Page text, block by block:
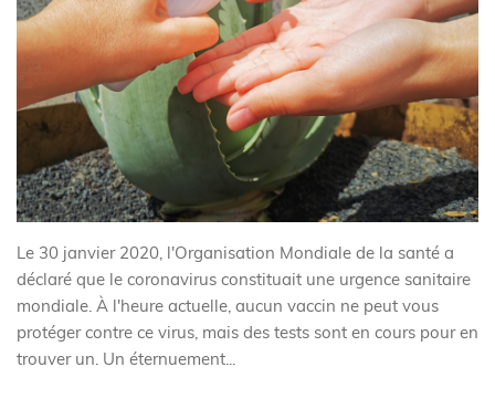
Le 30 janvier 2020, l'Organisation Mondiale de la santé a
déclaré que le coronavirus constituait une urgence sanitaire
mondiale. À l'heure actuelle, aucun vaccin ne peut vous
protéger contre ce virus, mais des tests sont en cours pour en
trouver un. Un éternuement...